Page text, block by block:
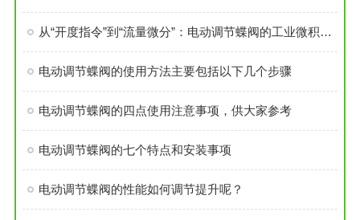
从“开度指令”到“流量微分”：电动调节蝶阀的工业微积分革命
电动调节蝶阀的使用方法主要包括以下几个步骤
电动调节蝶阀的四点使用注意事项，供大家参考
电动调节蝶阀的七个特点和安装事项
电动调节蝶阀的性能如何调节提升呢？